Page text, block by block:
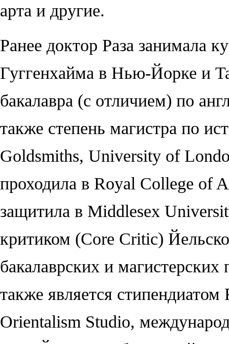
арта и другие.
Ранее доктор Раза занимала
Гуггенхайма в Нью-Йорке и
бакалавра (с отличием) по
также степень магистра по
Goldsmiths, University of
проходила в Royal College of
защитила в Middlesex
критиком (Core Critic)
бакалаврских и
также является
Orientalism Studio,